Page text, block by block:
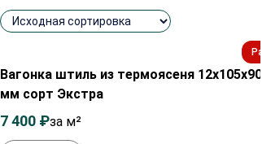
Вагонка штиль из термоясеня 12х105х900-
мм сорт Экстра
7 400 ₽за м²